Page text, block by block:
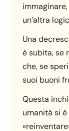
un’altra
Una
è subita, se
che, se
suoi buoni
Questa
umanità si